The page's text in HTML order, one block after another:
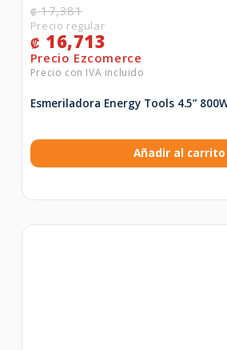
₡17,381
₡ 16,713
Esmeriladora Energy Tools 4.5”
Añadir al carrito